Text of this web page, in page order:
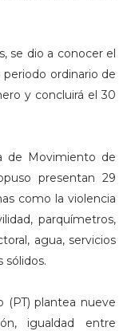
se dio a conocer el
ordinario de
y concluirá el 30
Movimiento de
presentan 29
como la violencia
parquímetros,
agua, servicios
sólidos.
plantea nueve
igualdad entre